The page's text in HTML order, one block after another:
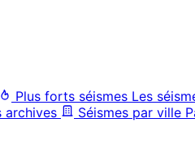
Plus forts séismes Les
archives Séismes par ville